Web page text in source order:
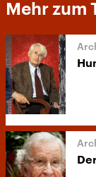
Mehr zum